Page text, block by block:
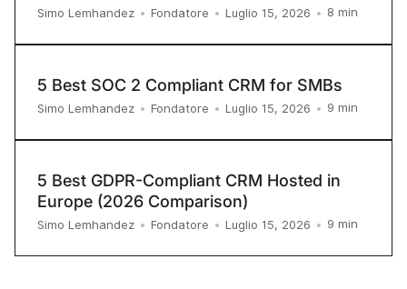
Simo Lemhandez • Fondatore • Luglio 15, 2026 • 8 min
5 Best SOC 2 Compliant CRM for SMBs
Simo Lemhandez • Fondatore • Luglio 15, 2026 • 9 min
5 Best GDPR-Compliant CRM Hosted in
Europe (2026 Comparison)
Simo Lemhandez • Fondatore • Luglio 15, 2026 • 9 min